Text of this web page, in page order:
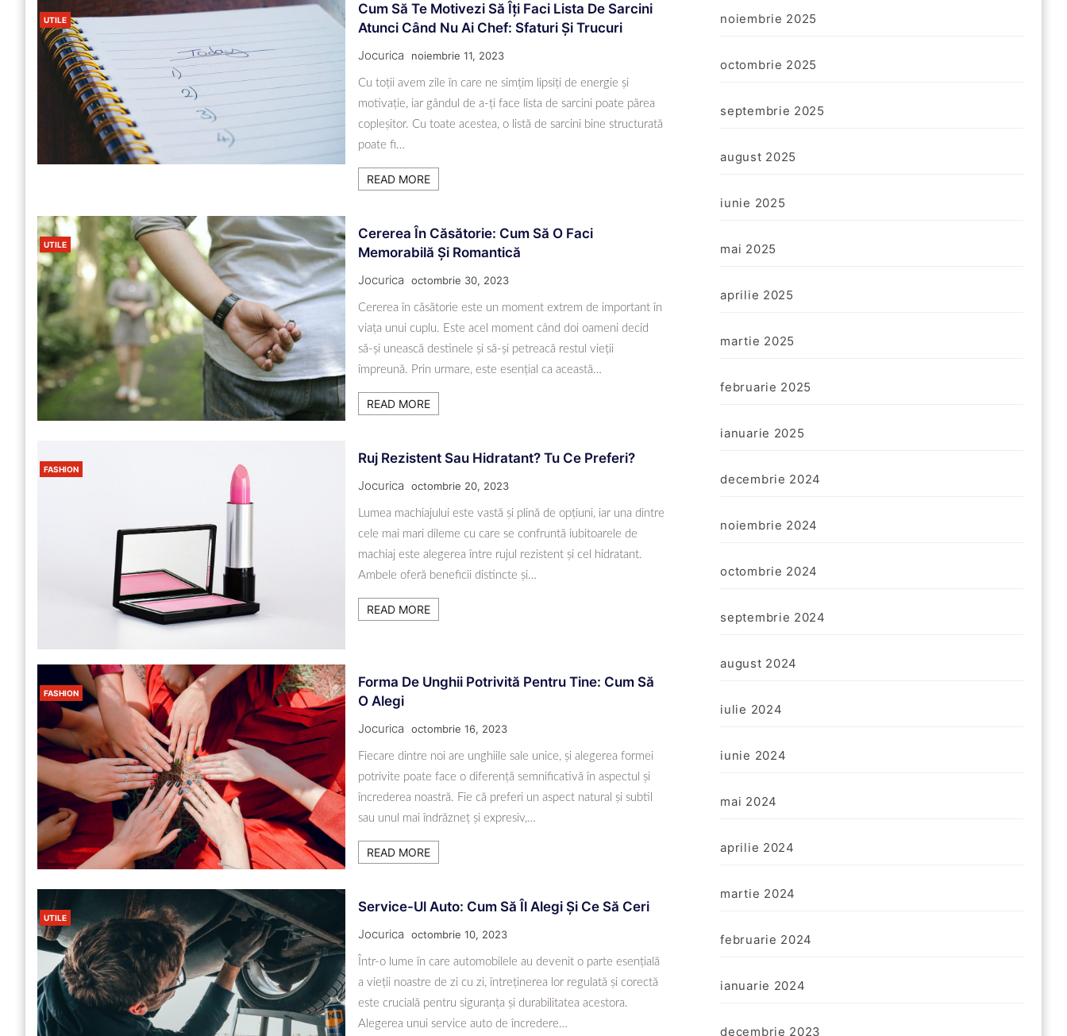
UTILE
Cum Să Te Motivezi Să Îți Faci Lista De Sarcini
Atunci Când Nu Ai Chef: Sfaturi Și Trucuri
Jocurica noiembrie 11, 2023
Cu toții avem zile în care ne simțim lipsiți de energie și
motivație, iar gândul de a-ți face lista de sarcini poate părea
copleșitor. Cu toate acestea, o listă de sarcini bine structurată
poate fi…
READ MORE
UTILE
Cererea În Căsătorie: Cum Să O Faci
Memorabilă Și Romantică
Jocurica octombrie 30, 2023
Cererea în căsătorie este un moment extrem de important în
viața unui cuplu. Este acel moment când doi oameni decid
să-și unească destinele și să-și petreacă restul vieții
împreună. Prin urmare, este esențial ca această…
READ MORE
FASHION
Ruj Rezistent Sau Hidratant? Tu Ce Preferi?
Jocurica octombrie 20, 2023
Lumea machiajului este vastă și plină de opțiuni, iar una dintre
cele mai mari dileme cu care se confruntă iubitoarele de
machiaj este alegerea între rujul rezistent și cel hidratant.
Ambele oferă beneficii distincte și…
READ MORE
FASHION
Forma De Unghii Potrivită Pentru Tine: Cum Să
O Alegi
Jocurica octombrie 16, 2023
Fiecare dintre noi are unghiile sale unice, și alegerea formei
potrivite poate face o diferență semnificativă în aspectul și
încrederea noastră. Fie că preferi un aspect natural și subtil
sau unul mai îndrăzneț și expresiv,…
READ MORE
UTILE
Service-Ul Auto: Cum Să Îl Alegi Și Ce Să Ceri
Jocurica octombrie 10, 2023
Într-o lume în care automobilele au devenit o parte esențială
a vieții noastre de zi cu zi, întreținerea lor regulată și corectă
este crucială pentru siguranța și durabilitatea acestora.
Alegerea unui service auto de încredere…
noiembrie 2025
octombrie 2025
septembrie 2025
august 2025
iunie 2025
mai 2025
aprilie 2025
martie 2025
februarie 2025
ianuarie 2025
decembrie 2024
noiembrie 2024
octombrie 2024
septembrie 2024
august 2024
iulie 2024
iunie 2024
mai 2024
aprilie 2024
martie 2024
februarie 2024
ianuarie 2024
decembrie 2023